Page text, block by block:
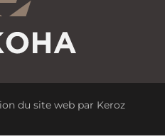
du site web par Keroz